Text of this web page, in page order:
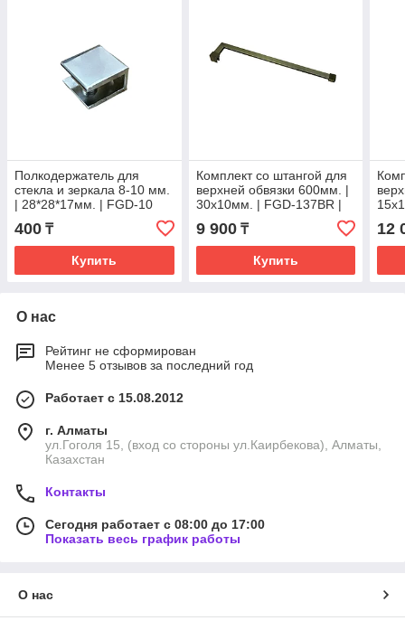
Полкодержатель для
стекла и зеркала 8-10 мм.
| 28*28*17мм. | FGD-10
CR | Хром
400 ₸
Купить
Комплект со штангой для
верхней обвязки 600мм. |
30х10мм. | FGD-137BR |
Бронзовый
9 900₸
Купить
12
О нас
Рейтинг не сформирован
Менее 5 отзывов за последний год
Работает с 15.08.2012
г. Алматы
ул.Гоголя 15, (вход со стороны ул.Каирбекова), Алматы,
Казахстан
Контакты
Сегодня работает с 08:00 до 17:00
Показать весь график работы
О нас